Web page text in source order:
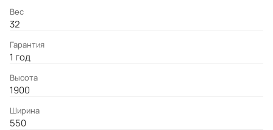
Вес
32
Гарантия
1 год
Высота
1900
Ширина
550